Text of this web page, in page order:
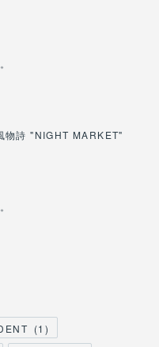
物詩 "NIGHT MARKET"
(1 )